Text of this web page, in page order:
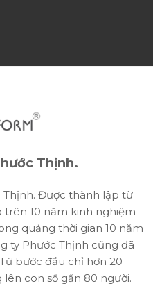
Thịnh.
Thịnh. Được thành lập từ
trên 10 năm kinh nghiệm
quảng thời gian 10 năm
ty Phước Thịnh cũng đã
bước đầu chỉ hơn 20
con số gần 80 người.